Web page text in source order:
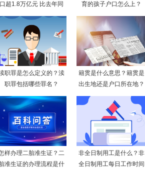
口超1.8万亿元 比去年同
育的孩子户口怎么上？
职罪是怎么定义的？渎
职罪包括哪些罪名？
籍贯是什么意思？籍贯是
出生地还是户口所在地？
样办理二胎准生证？二
准生证的办理流程是什
非全日制用工是什么？非
全日制用工每日工作时间